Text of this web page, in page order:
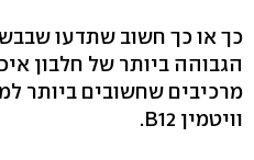
כך או כך חשוב שתדעו
הגבוהה ביותר של חלבון
מרכיבים שחשובים ביותר
וויטמין B12.